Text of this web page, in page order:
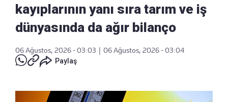
kayıplarının yanı sıra tarım ve iş
dünyasında da ağır bilanço
06 Ağustos, 2026 - 03:03
06 Ağustos, 2026 - 03:04
Paylaş